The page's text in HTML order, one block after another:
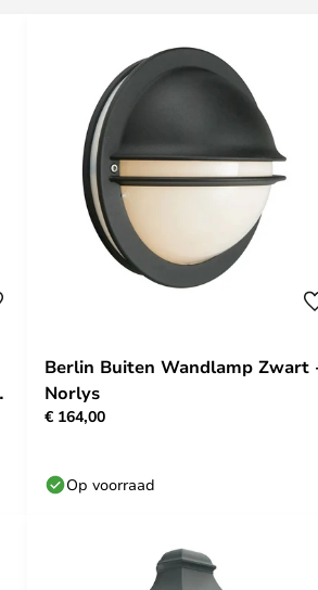
Berlin Buiten Wandlamp Zwart
Norlys
€ 164,00
Op voorraad